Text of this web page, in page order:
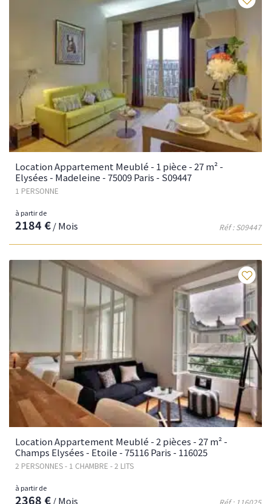
Location Appartement Meublé - 1 pièce - 27 m² -
Elysées - Madeleine - 75009 Paris - S09447
1 PERSONNE
Réf : S09447
à partir de
2184 €/ Mois
Location Appartement Meublé - 2 pièces - 27 m² -
Champs Elysées - Etoile - 75116 Paris - 116025
2 PERSONNES - 1 CHAMBRE - 2 LITS
Réf : 116025
à partir de
2368 €/ Mois